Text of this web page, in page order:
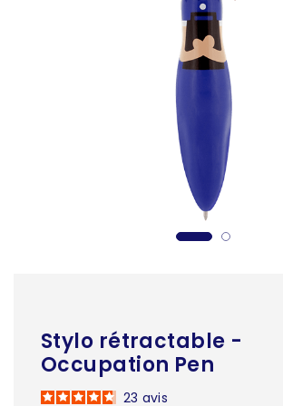
Stylo rétractable -
Occupation Pen
23 avis